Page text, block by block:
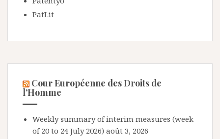
PatLit
Cour Européenne des Droits de
l’Homme
Weekly summary of interim measures (week
of 20 to 24 July 2026) août 3, 2026